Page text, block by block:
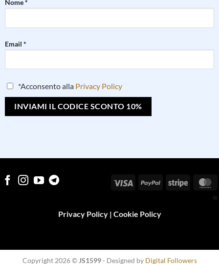
Nome *
Email *
*Acconsento alla Privacy Policy
Privacy Policy| Cookie Policy
Visa PayPal Stripe
Copyright 2026 © JS1599- Designed by Digital Followers